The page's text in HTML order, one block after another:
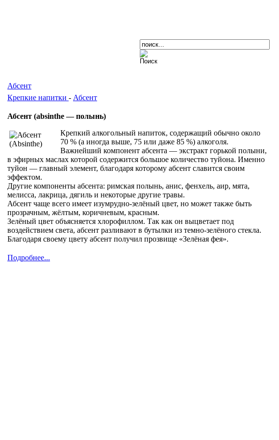
Абсент
Крепкие напитки - Абсент
Абсент (absinthe — полынь)
Крепкий алкогольный напиток, содержащий обычно около
70 % (а иногда выше, 75 или даже 85 %) алкоголя.
Важнейший компонент абсента — экстракт горькой полыни,
в эфирных маслах которой содержится большое количество туйона. Именно
туйон — главный элемент, благодаря которому абсент славится своим
эффектом.
Другие компоненты абсента: римская полынь, анис, фенхель, аир, мята,
мелисса, лакрица, дягиль и некоторые другие травы.
Абсент чаще всего имеет изумрудно-зелёный цвет, но может также быть
прозрачным, жёлтым, коричневым, красным.
Зелёный цвет объясняется хлорофиллом. Так как он выцветает под
воздействием света, абсент разливают в бутылки из темно-зелёного стекла.
Благодаря своему цвету абсент получил прозвище «Зелёная фея».
Подробнее...